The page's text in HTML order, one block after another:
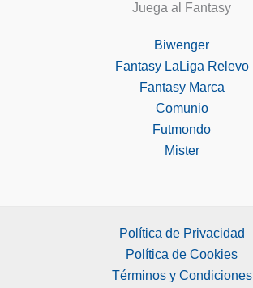
Juega al Fantasy
Biwenger
Fantasy LaLiga Relevo
Fantasy Marca
Comunio
Futmondo
Mister
Política de Privacidad
Política de Cookies
Términos y Condiciones